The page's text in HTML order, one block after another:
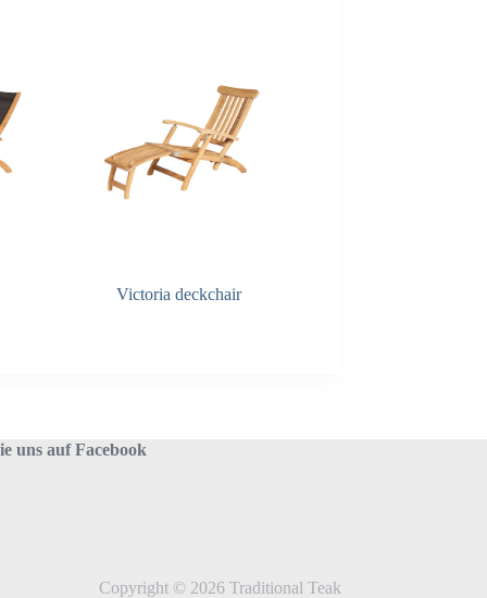
Victoria deckchair
uns auf Facebook
Copyright © 2026 Traditional Teak